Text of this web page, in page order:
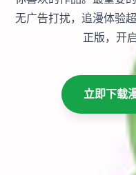
无广告打扰，追漫体验
正版，开
立即下载